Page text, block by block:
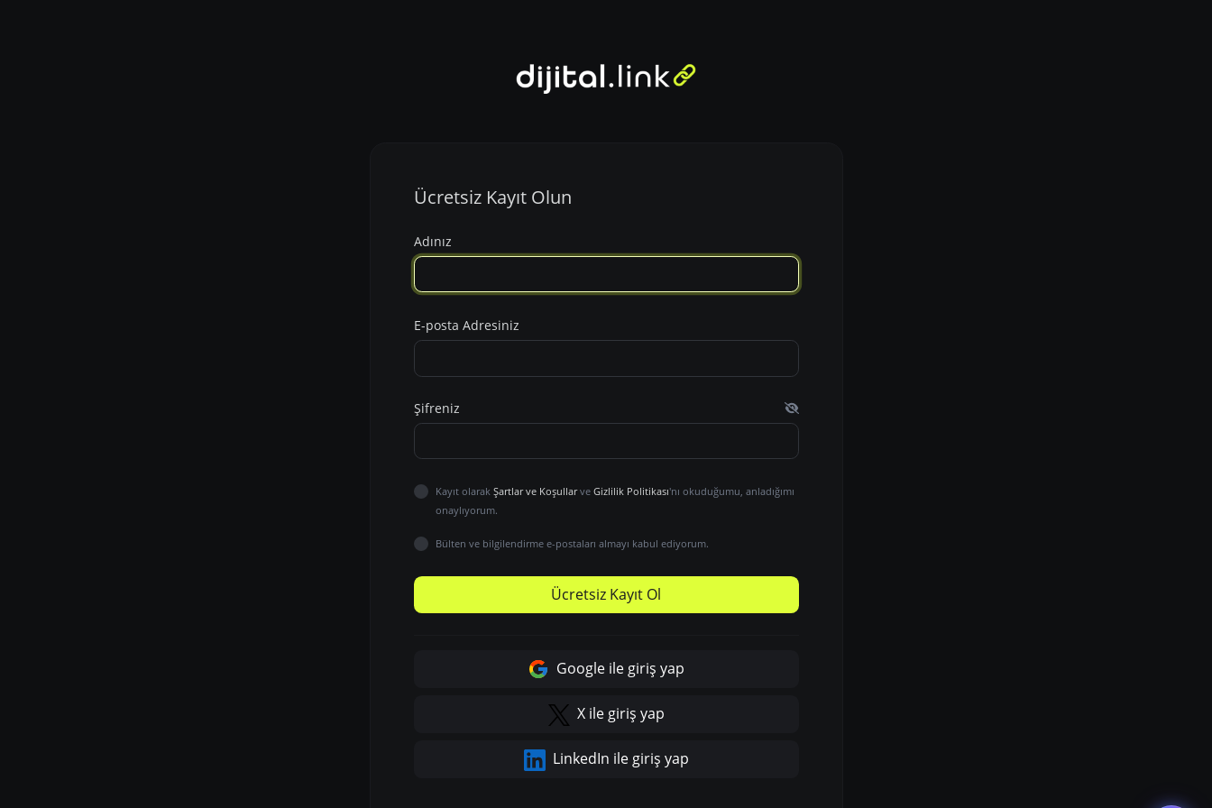
Ücretsiz Kayıt Olun
Adınız
E-posta Adresiniz
Şifreniz
Kayıt olarak Şartlar ve Koşullarve Gizlilik Politikası'nı okuduğumu, anladığımı
onaylıyorum.
Bülten ve bilgilendirme e-postaları almayı kabul ediyorum.
Ücretsiz Kayıt Ol
Google ile giriş yap
X ile giriş yap
LinkedIn ile giriş yap